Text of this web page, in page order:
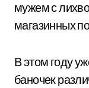
мужем с
магазинных
В этом году
баночек